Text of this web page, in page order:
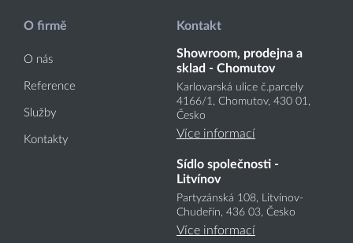
O firmě
O nás
Reference
Služby
Kontakty
Kontakt
Showroom, prodejna a
sklad - Chomutov
Karlovarská ulice č.parcely
4166/1, Chomutov, 430 01,
Česko
Více informací
Sídlo společnosti -
Litvínov
Partyzánská 108, Litvínov-
Chudeřín, 436 03, Česko
Více informací